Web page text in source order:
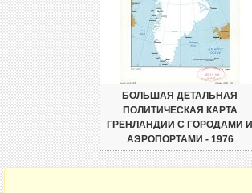
БОЛЬШАЯ ДЕТАЛЬНАЯ
ПОЛИТИЧЕСКАЯ КАРТА
ГРЕНЛАНДИИ С ГОРОДАМИ И
АЭРОПОРТАМИ - 1976